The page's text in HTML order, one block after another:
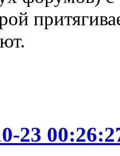
23